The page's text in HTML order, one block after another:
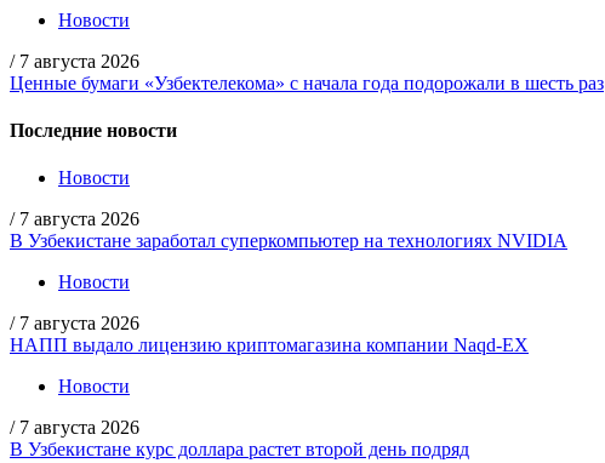
Новости
/ 7 августа 2026
Ценные бумаги «Узбектелекома» с начала года подорожали в шесть раз
Последние новости
Новости
/ 7 августа 2026
В Узбекистане заработал суперкомпьютер на технологиях NVIDIA
Новости
/ 7 августа 2026
НАПП выдало лицензию криптомагазина компании Naqd-EX
Новости
/ 7 августа 2026
В Узбекистане курс доллара растет второй день подряд